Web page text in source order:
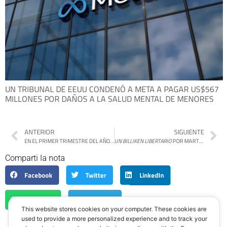
UN TRIBUNAL DE EEUU CONDENÓ A META A PAGAR US$567
MILLONES POR DAÑOS A LA SALUD MENTAL DE MENORES
ANTERIOR
EN EL PRIMER TRIMESTRE DEL AÑO LOS ALQUILERES SUBIERON UN CASI 10%
SIGUIENTE
UN BILLIKEN LIBERTARIOPOR MARTÍN GAMBAROTTA
Comparti la nota
Facebook
Twitter LinkedIn
WhatsApp Telegram
This website stores cookies on your computer. These cookies are
used to provide a more personalized experience and to track your